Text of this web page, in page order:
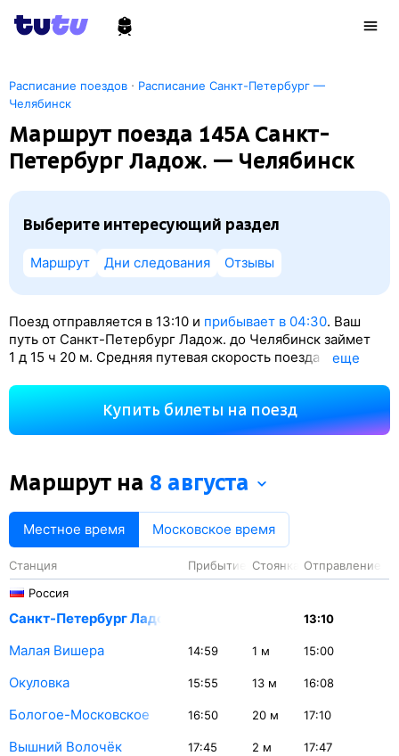
Расписание поездов · Расписание Санкт-Петербург —
Челябинск
Маршрут поезда 145А Санкт-
Петербург Ладож. — Челябинск
Выберите интересующий раздел
Маршрут Дни следования Отзывы
Поезд отправляется в 13:10 и прибывает в 04:30. Ваш
путь от Санкт-Петербург Ладож. до Челябинск займет
1 д 15 ч 20 м. Средняя путевая скорость поезда — 68 км/
Вы проедете 2677 км. На этом маршруте будет 27
остановок. Самая продолжительная стоянка поезда
на станции Балезино — 30 минут.
eще
Купить билеты на поезд
Маршрут на 8 августа
Местное время Московское время
Станция Прибытие Стоянка
Отправление
Россия
Санкт-Петербург Ладож. 13:10
Малая Вишера 14:59 1 м 15:00
Окуловка 15:55 13 м 16:08
Бологое-Московское 16:50 20 м 17:10
Вышний Волочёк 17:45 2 м 17:47